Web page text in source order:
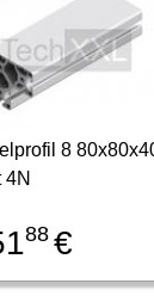
8
4N
88 €